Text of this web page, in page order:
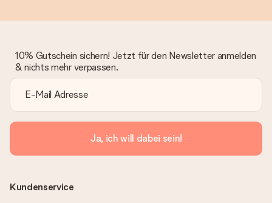
10% Gutschein sichern! Jetzt für den Newsletter anmelden
& nichts mehr verpassen.
Ja, ich will dabei sein!
Kundenservice